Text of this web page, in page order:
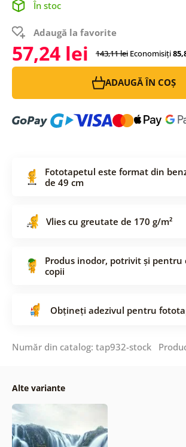
În stoc
Adaugă la favorite
57,24 lei 143,11 lei Economisiți
ADAUGĂ ÎN COȘ
Fototapetul este format din
de 49 cm
Vlies cu greutate de 170 g/m²
Produs inodor, potrivit și pentru
copii
Obțineți adezivul pentru
Număr din catalog: tap932-stock
Alte variante